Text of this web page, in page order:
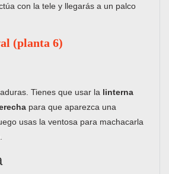
con la tele y llegarás a un palco
(planta 6)
Tienes que usar la linterna
para que aparezca una
usas la ventosa para machacarla